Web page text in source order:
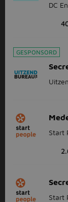
DC
GESPONSORD
Start
Start